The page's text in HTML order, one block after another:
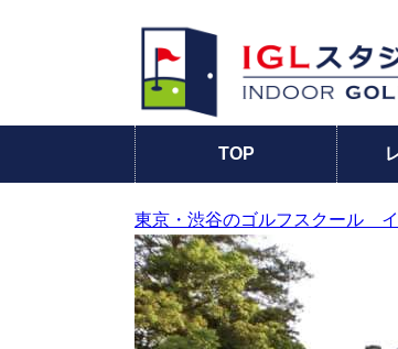
TOP
東京・渋谷のゴルフスクール